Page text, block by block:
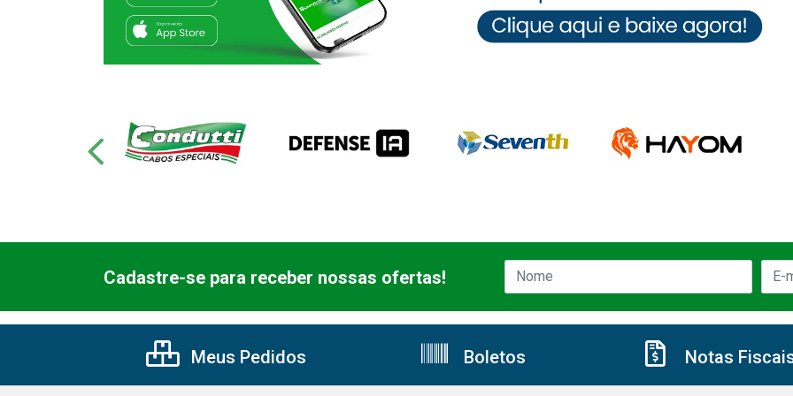
Cadastre-se para receber nossas ofertas!
Meus Pedidos Boletos Notas